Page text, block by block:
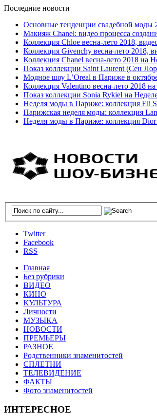
Последние новости
Основные тенденции свадебной моды
Макияж Chanel: видео процесса
Коллекция Chloe весна-лето 2018,
Коллекция Givenchy весна-лето 2018,
Коллекция Chanel весна-лето 2018 на
Показ коллекции Saint Laurent (Сен
Модное шоу L’Oreal в Париже в
Коллекция Valentino весна-лето 2018
Показ коллекции Sonia Rykiel на
Неделя моды в Париже: коллекция Eli
Парижская неделя моды: коллекция
Неделя моды в Париже: коллекция Dior
Twitter
Facebook
RSS
Главная
Без рубрики
ВИДЕО
КИНО
КУЛЬТУРА
Личности
МУЗЫКА
НОВОСТИ
ПРЕМЬЕРЫ
РАЗНОЕ
Родственники знаменитостей
СПЛЕТНИ
ТЕЛЕВИДЕНИЕ
ФАКТЫ
Фото знаменитостей
ИНТЕРЕСНОЕ